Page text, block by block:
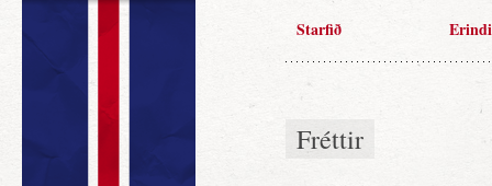
Starfið Erindi
Fréttir